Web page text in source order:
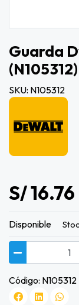
Guarda
(n105312)
SKU: N105312
S/ 16.76
Disponible
Código: N105312